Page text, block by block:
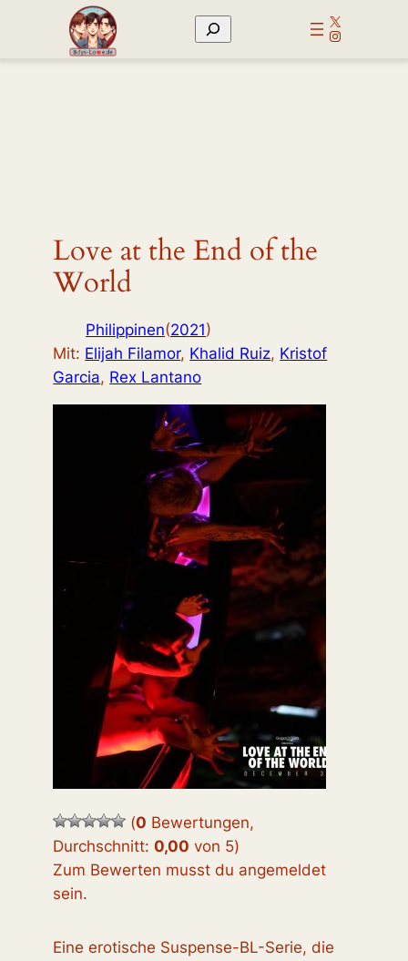
Suchen
X
Instagram
Love at the End of the
World
Philippinen(2021)
Mit: Elijah Filamor, Khalid Ruiz, Kristof
Garcia, Rex Lantano
(0 Bewertungen,
Durchschnitt:0,00 von 5)
Zum Bewerten musst du angemeldet
sein.
Eine erotische Suspense-BL-Serie, die